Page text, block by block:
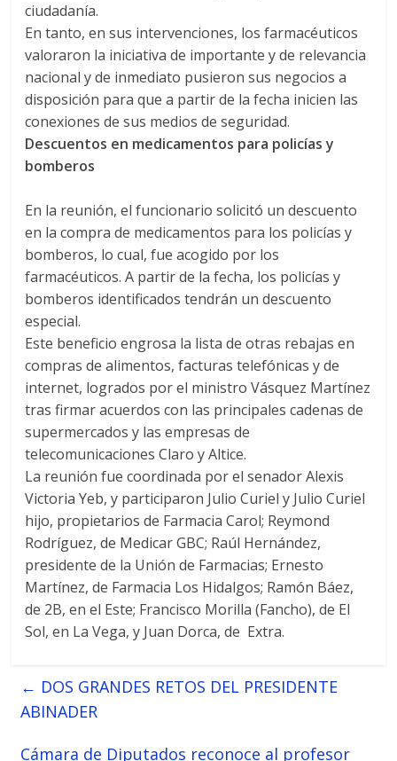
ciudadanía.
En tanto, en sus intervenciones, los farmacéuticos
valoraron la iniciativa de importante y de relevancia
nacional y de inmediato pusieron sus negocios a
disposición para que a partir de la fecha inicien las
conexiones de sus medios de seguridad.
Descuentos en medicamentos para policías y
bomberos
En la reunión, el funcionario solicitó un descuento
en la compra de medicamentos para los policías y
bomberos, lo cual, fue acogido por los
farmacéuticos. A partir de la fecha, los policías y
bomberos identificados tendrán un descuento
especial.
Este beneficio engrosa la lista de otras rebajas en
compras de alimentos, facturas telefónicas y de
internet, logrados por el ministro Vásquez Martínez
tras firmar acuerdos con las principales cadenas de
supermercados y las empresas de
telecomunicaciones Claro y Altice.
La reunión fue coordinada por el senador Alexis
Victoria Yeb, y participaron Julio Curiel y Julio Curiel
hijo, propietarios de Farmacia Carol; Reymond
Rodríguez, de Medicar GBC; Raúl Hernández,
presidente de la Unión de Farmacias; Ernesto
Martínez, de Farmacia Los Hidalgos; Ramón Báez,
de 2B, en el Este; Francisco Morilla (Fancho), de El
Sol, en La Vega, y Juan Dorca, de Extra.
← DOS GRANDES RETOS DEL PRESIDENTE
ABINADER
Cámara de Diputados reconoce al profesor